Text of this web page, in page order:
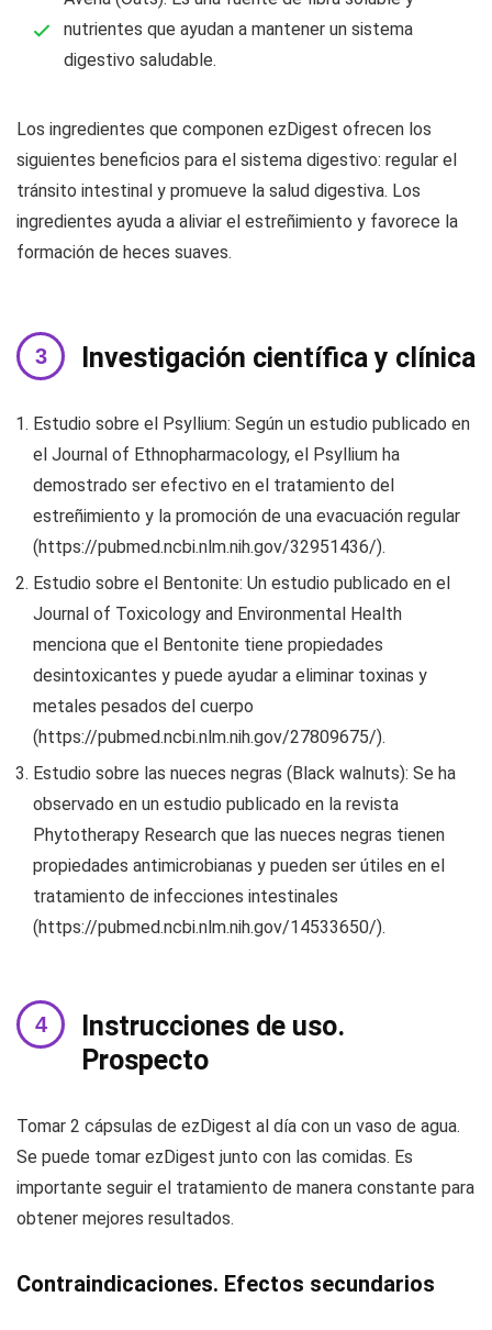
nutrientes que ayudan a mantener un sistema
digestivo saludable.
Los ingredientes que componen ezDigest ofrecen los
siguientes beneficios para el sistema digestivo: regular el
tránsito intestinal y promueve la salud digestiva. Los
ingredientes ayuda a aliviar el estreñimiento y favorece la
formación de heces suaves.
Investigación científica y clínica
Estudio sobre el Psyllium: Según un estudio publicado en
el Journal of Ethnopharmacology, el Psyllium ha
demostrado ser efectivo en el tratamiento del
estreñimiento y la promoción de una evacuación regular
(https://pubmed.ncbi.nlm.nih.gov/32951436/).
Estudio sobre el Bentonite: Un estudio publicado en el
Journal of Toxicology and Environmental Health
menciona que el Bentonite tiene propiedades
desintoxicantes y puede ayudar a eliminar toxinas y
metales pesados del cuerpo
(https://pubmed.ncbi.nlm.nih.gov/27809675/).
Estudio sobre las nueces negras (Black walnuts): Se ha
observado en un estudio publicado en la revista
Phytotherapy Research que las nueces negras tienen
propiedades antimicrobianas y pueden ser útiles en el
tratamiento de infecciones intestinales
(https://pubmed.ncbi.nlm.nih.gov/14533650/).
Instrucciones de uso.
Prospecto
Tomar 2 cápsulas de ezDigest al día con un vaso de agua.
Se puede tomar ezDigest junto con las comidas. Es
importante seguir el tratamiento de manera constante para
obtener mejores resultados.
Contraindicaciones. Efectos secundarios